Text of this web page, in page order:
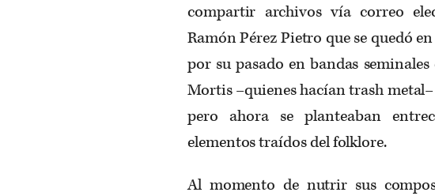
compartir archivos vía correo
Ramón Pérez Pietro que se quedó
por su pasado en bandas
Mortis –quienes hacían trash
pero ahora se planteaban
elementos traídos del folklore.
Al momento de nutrir sus